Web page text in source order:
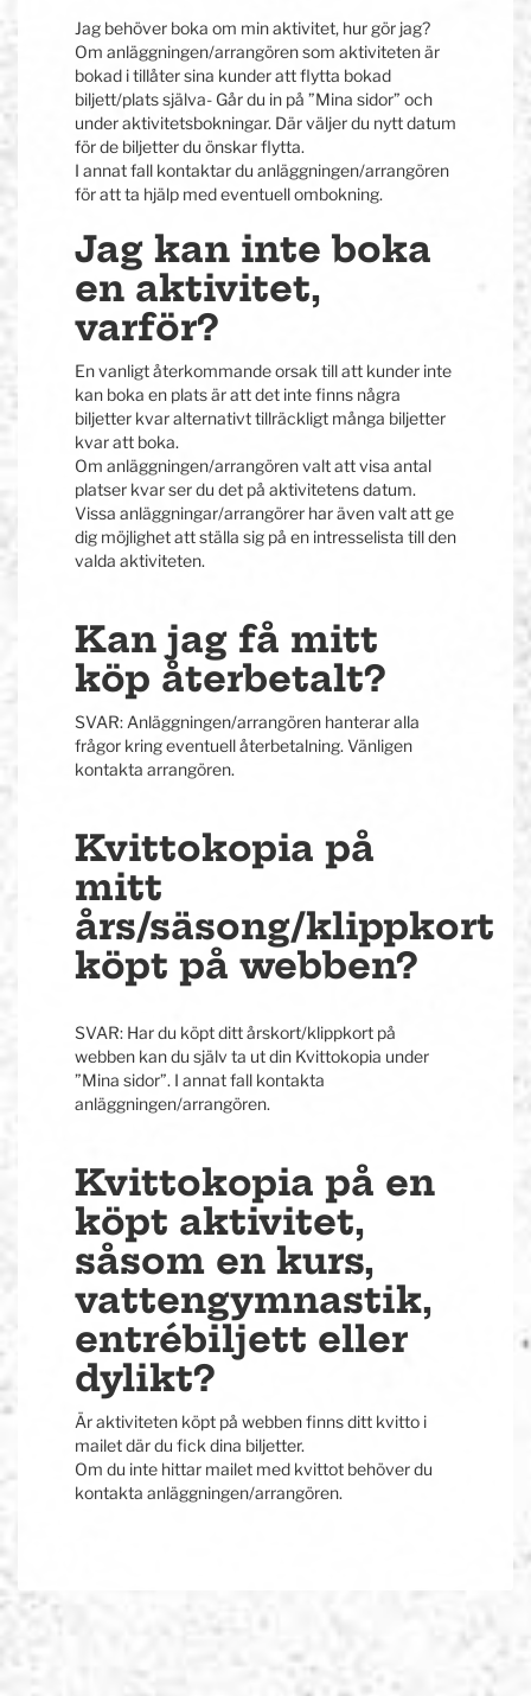
Jag behöver boka om min aktivitet, hur gör jag?
Om anläggningen/arrangören som aktiviteten är
bokad i tillåter sina kunder att flytta bokad
biljett/plats själva- Går du in på ”Mina sidor” och
under aktivitetsbokningar. Där väljer du nytt datum
för de biljetter du önskar flytta.
I annat fall kontaktar du anläggningen/arrangören
för att ta hjälp med eventuell ombokning.
Jag kan inte boka
en aktivitet,
varför?
En vanligt återkommande orsak till att kunder inte
kan boka en plats är att det inte finns några
biljetter kvar alternativt tillräckligt många biljetter
kvar att boka.
Om anläggningen/arrangören valt att visa antal
platser kvar ser du det på aktivitetens datum.
Vissa anläggningar/arrangörer har även valt att ge
dig möjlighet att ställa sig på en intresselista till den
valda aktiviteten.
Kan jag få mitt
köp återbetalt?
SVAR: Anläggningen/arrangören hanterar alla
frågor kring eventuell återbetalning. Vänligen
kontakta arrangören.
Kvittokopia på
mitt
års/säsong/klippkort
köpt på webben?
SVAR: Har du köpt ditt årskort/klippkort på
webben kan du själv ta ut din Kvittokopia under
”Mina sidor”. I annat fall kontakta
anläggningen/arrangören.
Kvittokopia på en
köpt aktivitet,
såsom en kurs,
vattengymnastik,
entrébiljett eller
dylikt?
Är aktiviteten köpt på webben finns ditt kvitto i
mailet där du fick dina biljetter.
Om du inte hittar mailet med kvittot behöver du
kontakta anläggningen/arrangören.